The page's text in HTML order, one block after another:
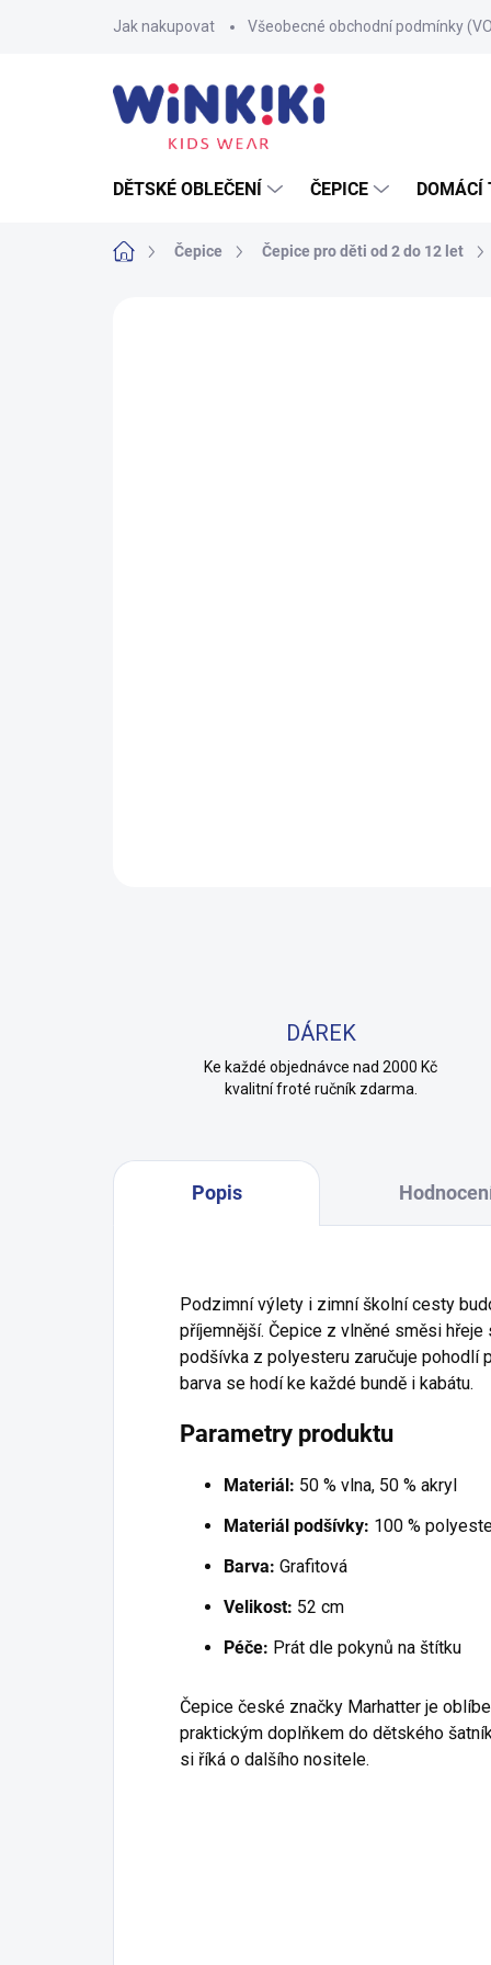
Jak nakupovat Všeobecné obchodní podmínky
DĚTSKÉ OBLEČENÍ ČEPICE DOMÁCÍ
Domů Čepice Čepice pro děti od 2 do 12 let
DÁREK
Ke každé objednávce nad 2000 Kč
kvalitní froté ručník zdarma.
Popis
Podzimní výlety i zimní školní cesty
příjemnější. Čepice z vlněné směsi
podšívka z polyesteru zaručuje pohodlí
barva se hodí ke každé bundě i kabátu.
Parametry produktu
Materiál: 50 % vlna, 50 % akryl
Materiál podšívky: 100 %
Barva: Grafitová
Velikost: 52 cm
Péče: Prát dle pokynů na štítku
Čepice české značky Marhatter je
praktickým doplňkem do dětského
si říká o dalšího nositele.